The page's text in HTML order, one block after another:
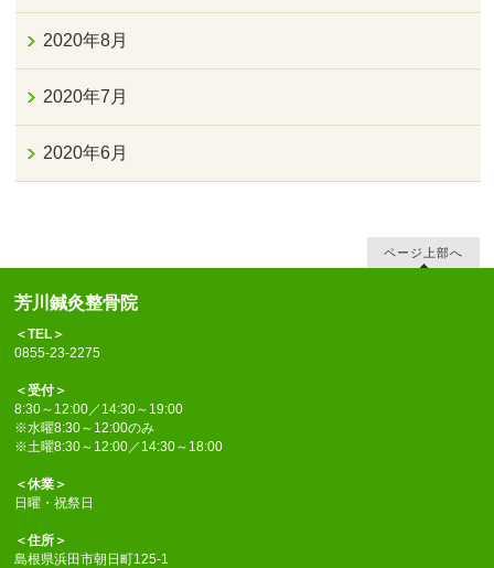
2020年8月
2020年7月
2020年6月
ページ上部へ
芳川鍼灸整骨院
＜TEL＞
0855-23-2275
＜受付＞
8:30～12:00／14:30～19:00
※水曜8:30～12:00のみ
※土曜8:30～12:00／14:30～18:00
＜休業＞
日曜・祝祭日
＜住所＞
島根県浜田市朝日町125-1